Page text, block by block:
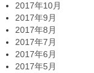
2017年10月
2017年9月
2017年8月
2017年7月
2017年6月
2017年5月